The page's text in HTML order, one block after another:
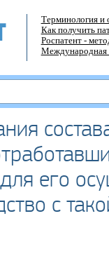
Терминология и
Как получить
Роспатент -
Международная
его
с